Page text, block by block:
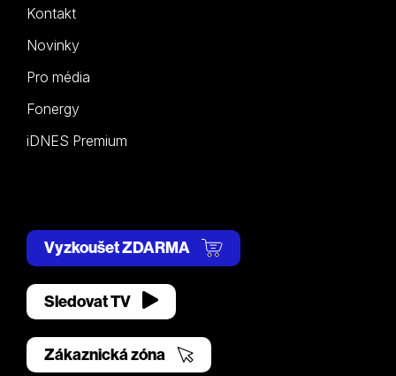
Kontakt
Novinky
Pro média
Fonergy
iDNES Premium
Vyzkoušet ZDARMA
Sledovat TV
Zákaznická zóna